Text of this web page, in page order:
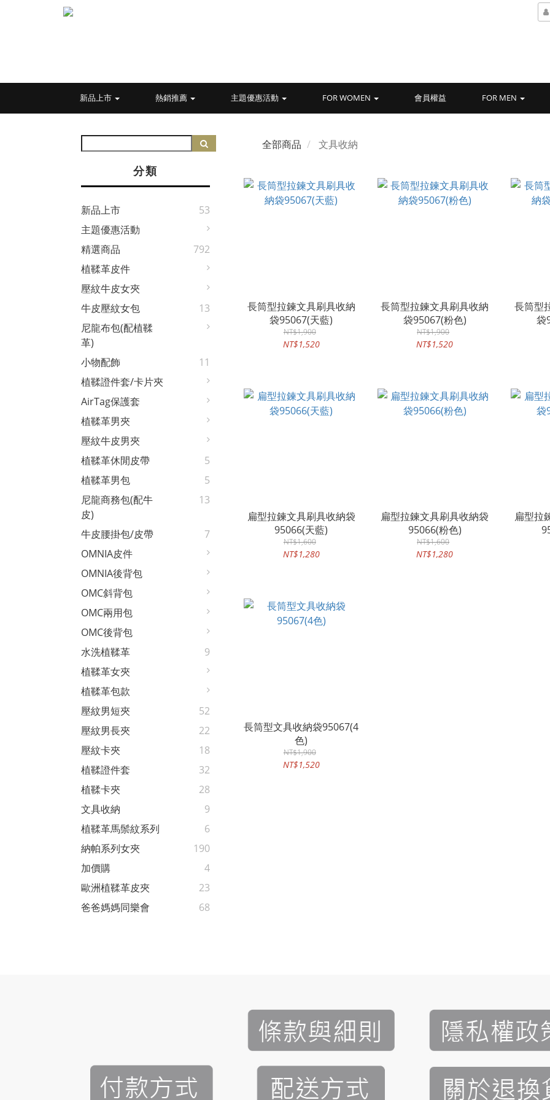
新品上市 熱銷推薦 主題優惠活動 FOR WOMEN 會員權益 FOR MEN
分類
新品上市
53
主題優惠活動
精選商品
792
植鞣革皮件
壓紋牛皮女夾
牛皮壓紋女包
13
尼龍布包(配植鞣
革)
小物配飾
11
植鞣證件套/卡片夾
AirTag保護套
植鞣革男夾
壓紋牛皮男夾
植鞣革休閒皮帶
5
植鞣革男包
5
尼龍商務包(配牛
皮)
13
牛皮腰掛包/皮帶
7
OMNIA皮件
OMNIA後背包
OMC斜背包
OMC兩用包
OMC後背包
水洗植鞣革
9
植鞣革女夾
植鞣革包款
壓紋男短夾
52
壓紋男長夾
22
壓紋卡夾
18
植鞣證件套
32
植鞣卡夾
28
文具收納
9
植鞣革馬鬃紋系列
6
納帕系列女夾
190
加價購
4
歐洲植鞣革皮夾
23
爸爸媽媽同樂會
68
全部商品 文具收納
長筒型拉鍊文具刷具收納
袋95067(天藍)
NT$1,900
NT$1,520
長筒型拉鍊文具刷具收納
袋95067(粉色)
NT$1,900
NT$1,520
長筒型
袋
扁型拉鍊文具刷具收納袋
95066(天藍)
NT$1,600
NT$1,280
扁型拉鍊文具刷具收納袋
95066(粉色)
NT$1,600
NT$1,280
扁型拉
長筒型文具收納袋95067(4
色)
NT$1,900
NT$1,520